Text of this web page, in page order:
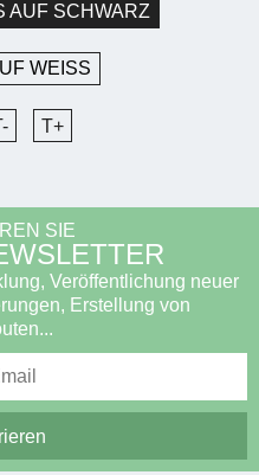
AUF SCHWARZ
WEISS
T+
SIE
Veröffentlichung neuer
Erstellung von